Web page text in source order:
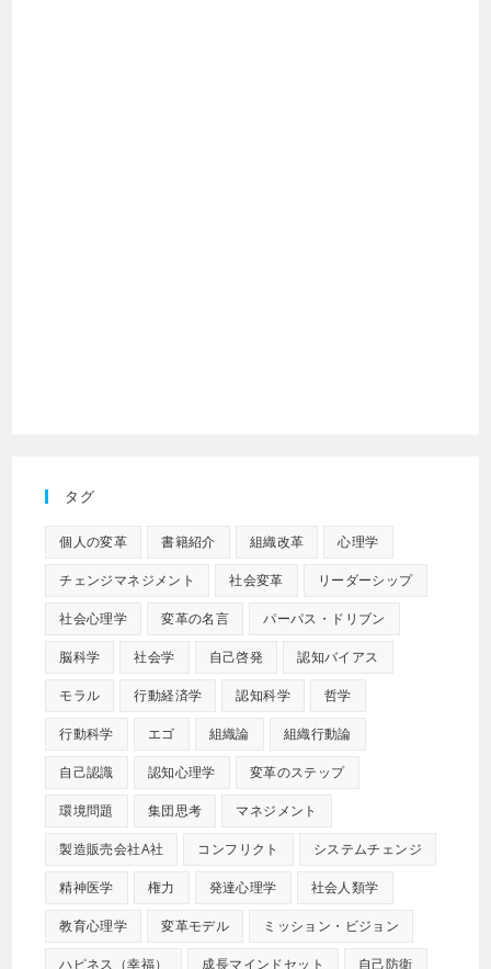
タグ
個人の変革 書籍紹介 組織改革 心理学
チェンジマネジメント 社会変革 リーダーシップ
社会心理学 変革の名言 パーパス・ドリブン
脳科学 社会学 自己啓発 認知バイアス
モラル 行動経済学 認知科学 哲学
行動科学 エゴ 組織論 組織行動論
自己認識 認知心理学 変革のステップ
環境問題 集団思考 マネジメント
製造販売会社A社 コンフリクト システムチェンジ
精神医学 権力 発達心理学 社会人類学
教育心理学 変革モデル ミッション・ビジョン
ハピネス（幸福） 成長マインドセット 自己防衛